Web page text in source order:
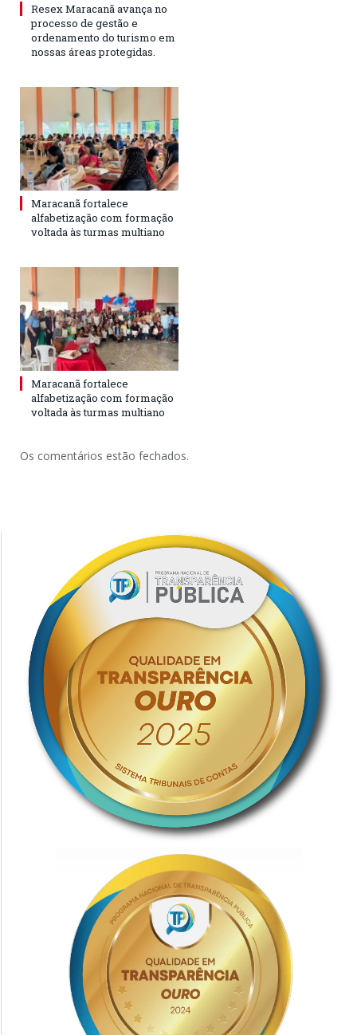
Resex Maracanã avança no
processo de gestão e
ordenamento do turismo em
nossas áreas protegidas.
Maracanã fortalece
alfabetização com formação
voltada às turmas multiano
Maracanã fortalece
alfabetização com formação
voltada às turmas multiano
Os comentários estão fechados.